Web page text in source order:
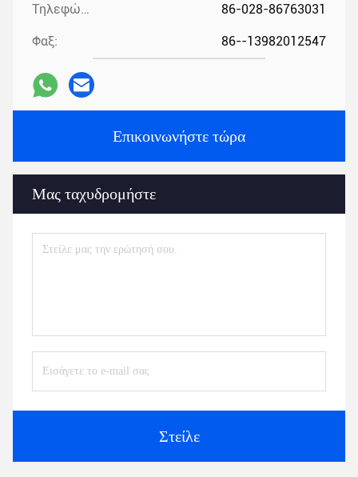
Τηλεφώνημα: 86-028-86763031
Φαξ: 86--13982012547
Επικοινωνήστε τώρα
Μας ταχυδρομήστε
Στείλε